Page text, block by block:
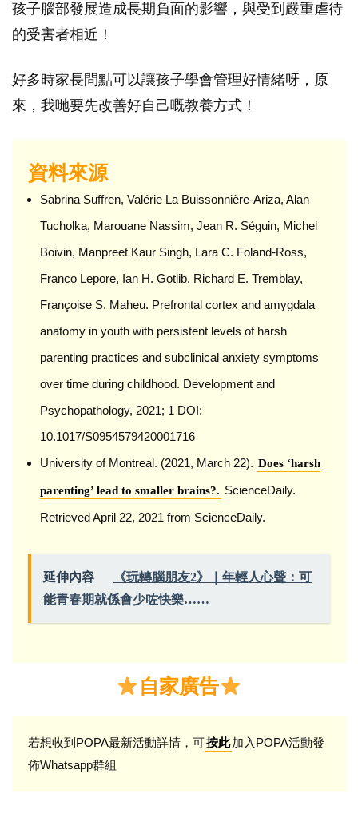
孩子腦部發展造成長期負面的影響，與受到嚴重虐待
的受害者相近！
好多時家長問點可以讓孩子學會管理好情緒呀，原
來，我哋要先改善好自己嘅教養方式！
資料來源
Sabrina Suffren, Valérie La Buissonnière-Ariza, Alan
Tucholka, Marouane Nassim, Jean R. Séguin, Michel
Boivin, Manpreet Kaur Singh, Lara C. Foland-Ross,
Franco Lepore, Ian H. Gotlib, Richard E. Tremblay,
Françoise S. Maheu. Prefrontal cortex and amygdala
anatomy in youth with persistent levels of harsh
parenting practices and subclinical anxiety symptoms
over time during childhood. Development and
Psychopathology, 2021; 1 DOI:
10.1017/S0954579420001716
University of Montreal. (2021, March 22). Does ‘harsh
parenting’ lead to smaller brains?. ScienceDaily.
Retrieved April 22, 2021 from ScienceDaily.
延伸內容
《玩轉腦朋友2》｜年輕人心聲：可
能青春期就係會少咗快樂……
自家廣告
若想收到POPA最新活動詳情，可按此加入POPA活動發
佈Whatsapp群組